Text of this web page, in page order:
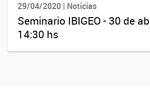
29/04/2020 | Noticias
Seminario IBIGEO - 30 de
14:30 hs